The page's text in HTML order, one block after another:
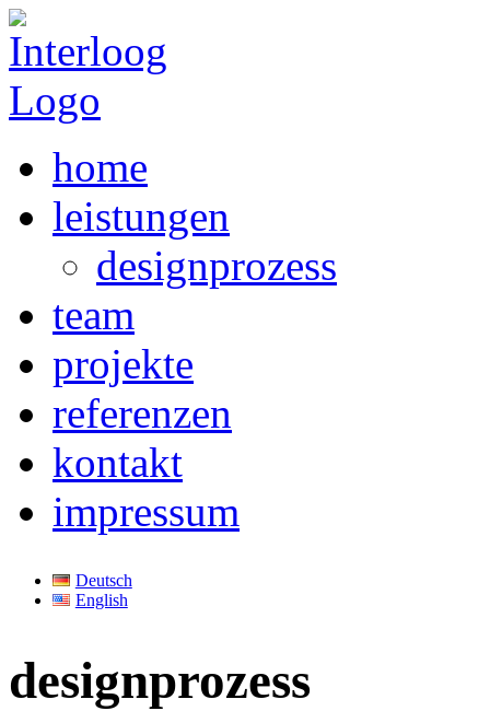
home
leistungen
designprozess
team
projekte
referenzen
kontakt
impressum
Deutsch
English
designprozess